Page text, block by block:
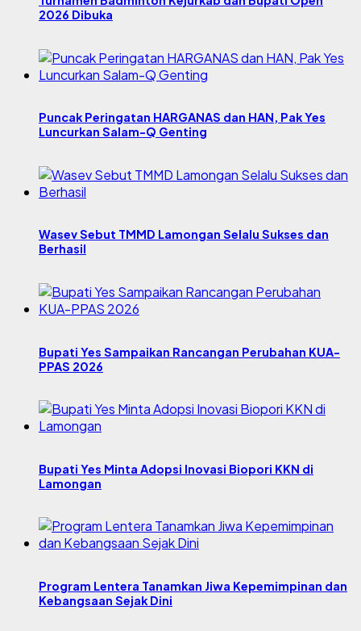
2026 Dibuka
Puncak Peringatan HARGANAS dan HAN, Pak Yes
Luncurkan Salam-Q Genting
Wasev Sebut TMMD Lamongan Selalu Sukses dan
Berhasil
Bupati Yes Sampaikan Rancangan Perubahan KUA-
PPAS 2026
Bupati Yes Minta Adopsi Inovasi Biopori KKN di
Lamongan
Program Lentera Tanamkan Jiwa Kepemimpinan dan
Kebangsaan Sejak Dini